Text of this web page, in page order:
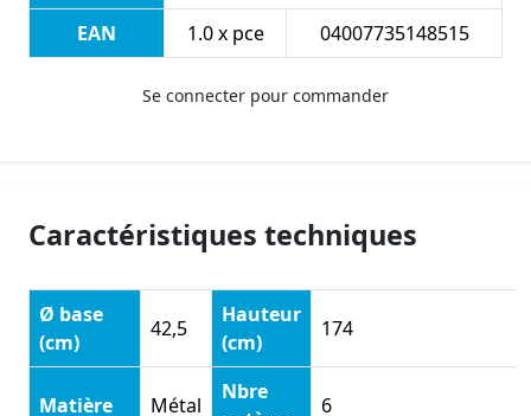
EAN
1.0 x pce 04007735148515
Se connecter pour commander
Caractéristiques techniques
Ø base
(cm)
42,5
Hauteur
(cm)
174
Matière Métal
Nbre
6